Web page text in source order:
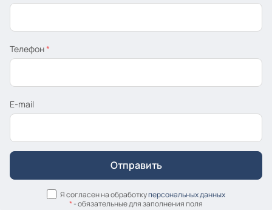
Телефон*
E-mail
Я согласен на обработкуперсональных данных
*- обязательные для заполнения поля